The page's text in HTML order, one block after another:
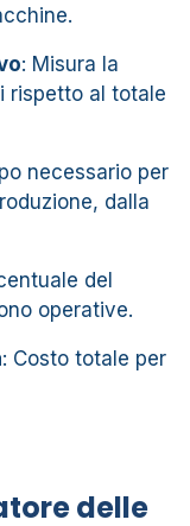
: Misura la
rispetto al totale
necessario per
dalla
del
operative.
: Costo totale per
delle